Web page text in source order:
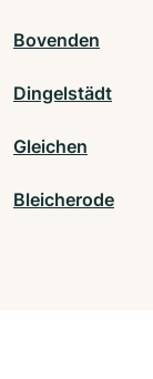
Bovenden
Dingelstädt
Gleichen
Bleicherode